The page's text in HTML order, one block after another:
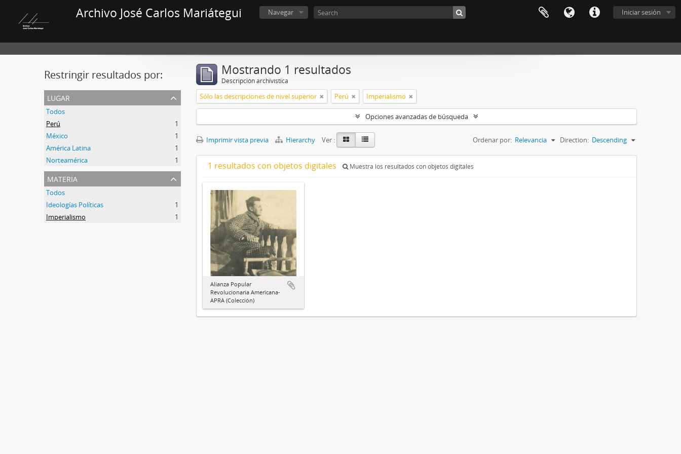
Archivo José Carlos Mariátegui Iniciar sesión
Navegar
Restringir resultados por:
lugar
Todos
Perú
1
México
1
América Latina
1
Norteamérica
1
materia
Todos
Ideologías Políticas
1
Imperialismo
1
Mostrando 1 resultados
Descripción archivística
Sólo las descripciones de nivel superior Perú Imperialismo
Opciones avanzadas de búsqueda
Imprimir vista previa Hierarchy Ver : Ordenar por: Relevancia Direction: Descending
1 resultados con objetos digitales Muestra los resultados con objetos digitales
Alianza Popular
Revolucionaria Americana-
APRA (Colección)